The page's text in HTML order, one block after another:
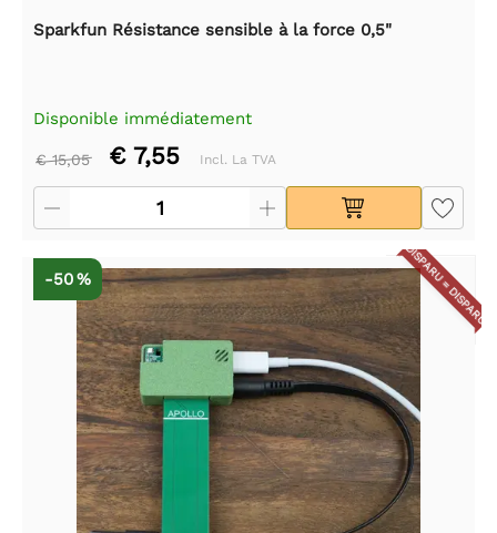
Sparkfun Résistance sensible à la force 0,5"
Disponible immédiatement
€ 15,05 € 7,55 Incl. La TVA
DISPARU = DISPARU
-50 %